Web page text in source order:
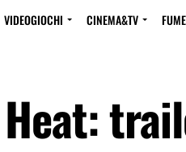
VIDEOGIOCHI CINEMA&TV